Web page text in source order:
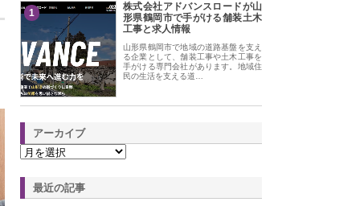
1
株式会社アドバンスロードが山
形県鶴岡市で手がける舗装土木
工事と求人情報
山形県鶴岡市で地域の道路基盤を支え
る企業として、舗装工事や土木工事を
手がける専門会社があります。地域住
民の生活を支える道…
アーカイブ
最近の記事